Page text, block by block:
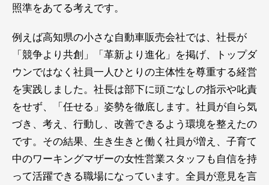
照準をあてる考えです。
例えば高知県の小さな自動車販売会社では、社長が
「競争より共創」「革新より進化」を掲げ、トップダ
ウンではなく社員一人ひとりの主体性を尊重する経営
を実践しました。社長は部下に頭ごなしの指示や叱責
をせず、「任せる」姿勢を徹底します。社員が自ら気
づき、考え、行動し、改善できるよう環境を整えたの
です。その結果、生き生きと働く社員が増え、子育て
中のワーキングマザーの女性営業スタッフも自信を持
って活躍できる職場になっています。全員が意見を言